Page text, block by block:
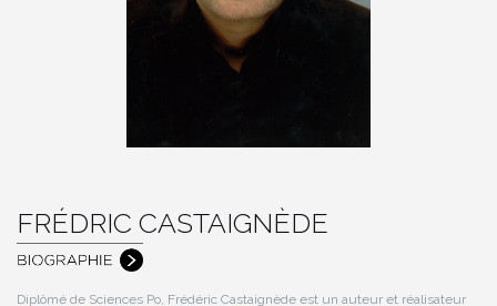
FRÉDRIC CASTAIGNÈDE
Diplômé de Sciences Po, Frédéric Castaignède est un auteur et réalisateur